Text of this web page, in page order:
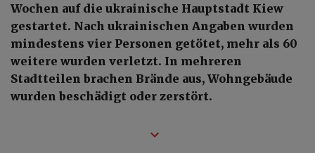
Wochen auf die ukrainische Hauptstadt Kiew
gestartet. Nach ukrainischen Angaben wurden
mindestens vier Personen getötet, mehr als 60
weitere wurden verletzt. In mehreren
Stadtteilen brachen Brände aus, Wohngebäude
wurden beschädigt oder zerstört.